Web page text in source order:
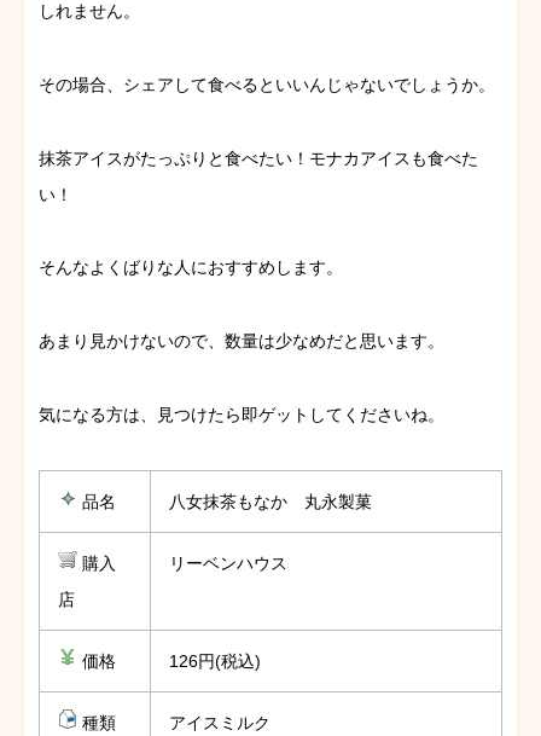
しれません。
その場合、シェアして食べるといいんじゃないでしょうか。
抹茶アイスがたっぷりと食べたい！モナカアイスも食べた
い！
そんなよくばりな人におすすめします。
あまり見かけないので、数量は少なめだと思います。
気になる方は、見つけたら即ゲットしてくださいね。
品名 八女抹茶もなか 丸永製菓
購入
店
リーベンハウス
価格 126円(税込)
種類
アイスミルク